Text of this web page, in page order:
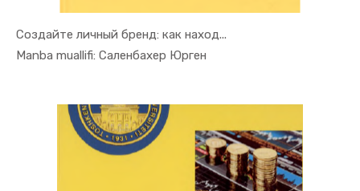
Создайте личный бренд: как наход...
Manba muallifi: Саленбахер Юрген
In Xizmat ...